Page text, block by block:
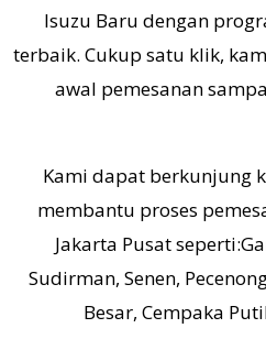
Isuzu Baru dengan
terbaik. Cukup satu klik,
awal pemesanan
Kami dapat berkunjung
membantu proses
Jakarta Pusat
Sudirman, Senen,
Besar, Cempaka